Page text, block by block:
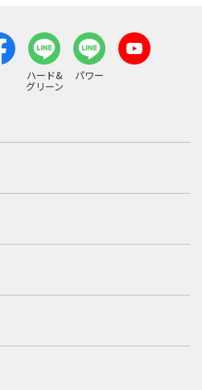
ハード&
グリーン
パワー